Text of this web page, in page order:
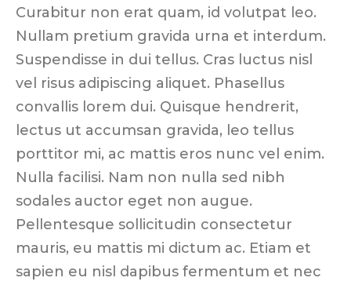
Curabitur non erat quam, id volutpat leo.
Nullam pretium gravida urna et interdum.
Suspendisse in dui tellus. Cras luctus nisl
vel risus adipiscing aliquet. Phasellus
convallis lorem dui. Quisque hendrerit,
lectus ut accumsan gravida, leo tellus
porttitor mi, ac mattis eros nunc vel enim.
Nulla facilisi. Nam non nulla sed nibh
sodales auctor eget non augue.
Pellentesque sollicitudin consectetur
mauris, eu mattis mi dictum ac. Etiam et
sapien eu nisl dapibus fermentum et nec